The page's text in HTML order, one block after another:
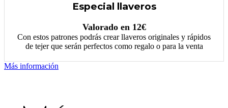
Especial llaveros
Valorado en 12€
Con estos patrones podrás crear llaveros originales y rápidos
de tejer que serán perfectos como regalo o para la venta
Más información